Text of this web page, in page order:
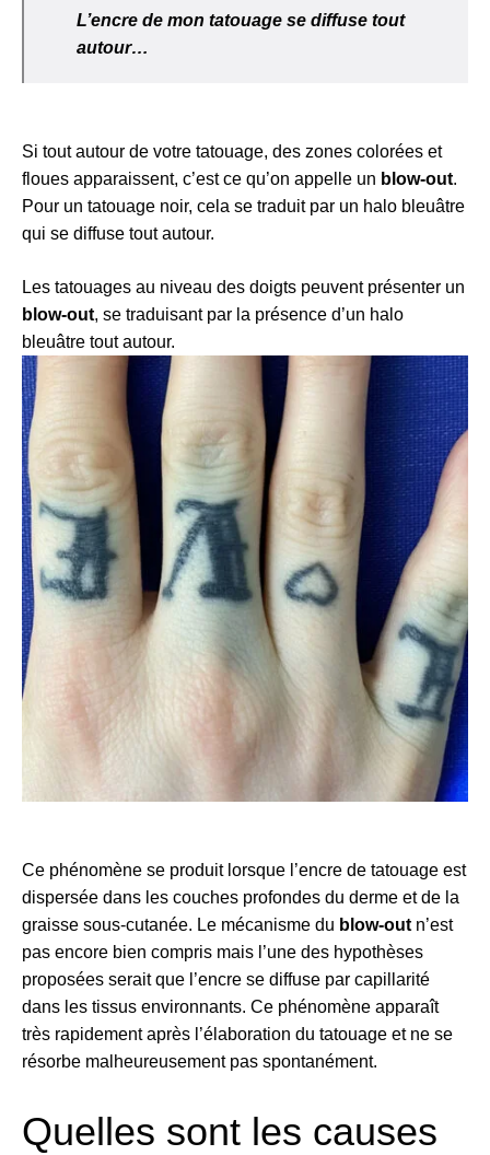
L’encre de mon tatouage se diffuse tout
autour…
Si tout autour de votre tatouage, des zones colorées et
floues apparaissent, c’est ce qu’on appelle un blow-out.
Pour un tatouage noir, cela se traduit par un halo bleuâtre
qui se diffuse tout autour.
Les tatouages au niveau des doigts peuvent présenter un
blow-out, se traduisant par la présence d’un halo
bleuâtre tout autour.
Ce phénomène se produit lorsque l’encre de tatouage est
dispersée dans les couches profondes du derme et de la
graisse sous-cutanée. Le mécanisme du blow-out n’est
pas encore bien compris mais l’une des hypothèses
proposées serait que l’encre se diffuse par capillarité
dans les tissus environnants. Ce phénomène apparaît
très rapidement après l’élaboration du tatouage et ne se
résorbe malheureusement pas spontanément.
Quelles sont les causes